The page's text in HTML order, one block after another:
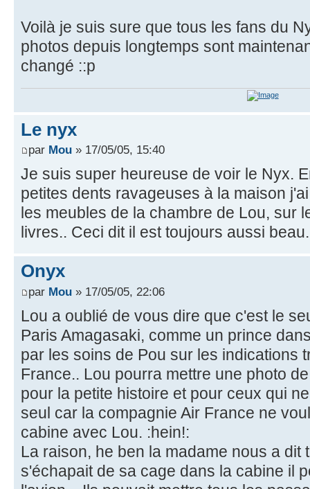
Voilà je suis sure que tous les fans du
photos depuis longtemps sont
changé ::p
Le nyx
par Mou » 17/05/05, 15:40
Je suis super heureuse de voir le Nyx.
petites dents ravageuses à la maison
les meubles de la chambre de Lou, sur
livres.. Ceci dit il est toujours aussi beau.
Onyx
par Mou » 17/05/05, 22:06
Lou a oublié de vous dire que c'est le
Paris Amagasaki, comme un prince
par les soins de Pou sur les indications
France.. Lou pourra mettre une photo
pour la petite histoire et pour ceux qui
seul car la compagnie Air France ne
cabine avec Lou. :hein!:
La raison, he ben la madame nous a dit
s'échapait de sa cage dans la cabine il